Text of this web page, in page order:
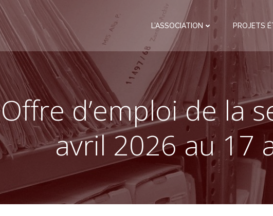
L’ASSOCIATION PROJETS
Offre d’emploi de la
avril 2026 au 17